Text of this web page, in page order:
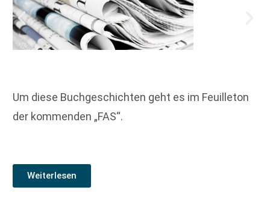
Um diese Buchgeschichten geht es im Feuilleton
der kommenden „FAS“.
Weiterlesen